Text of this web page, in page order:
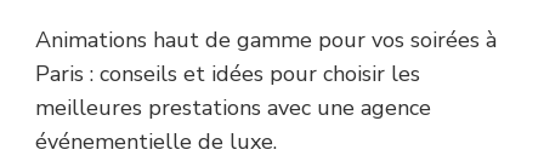
Animations haut de gamme pour vos soirées à
Paris : conseils et idées pour choisir les
meilleures prestations avec une agence
événementielle de luxe.